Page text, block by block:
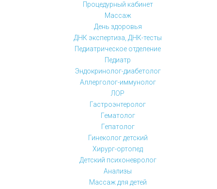
Процедурный кабинет
Массаж
День здоровья
ДНК экспертиза, ДНК-тесты
Педиатрическое отделение
Педиатр
Эндокринолог-диабетолог
Аллерголог-иммунолог
ЛОР
Гастроэнтеролог
Гематолог
Гепатолог
Гинеколог детский
Хирург-ортопед
Детский психоневролог
Анализы
Массаж для детей